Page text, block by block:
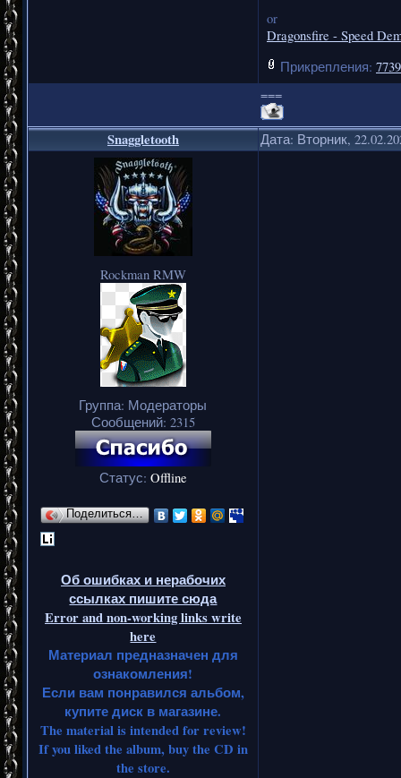
or
Dragonsfire - Speed
Прикрепления:
===
Snaggletooth Дата: Вторник,
Rockman RMW
Группа: Модераторы
Сообщений: 2315
Статус: Offline
Поделиться…
Об ошибках и нерабочих
ссылках пишите сюда
Error and non-working links write
here
Материал предназначен для
ознакомления!
Если вам понравился альбом,
купите диск в магазине.
The material is intended for review!
If you liked the album, buy the CD in
the store.